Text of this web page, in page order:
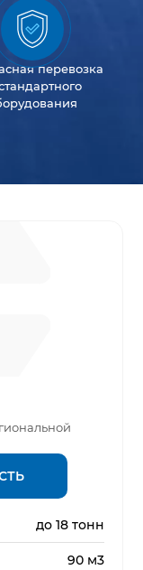
перевозка
до 18 тонн
90 м3